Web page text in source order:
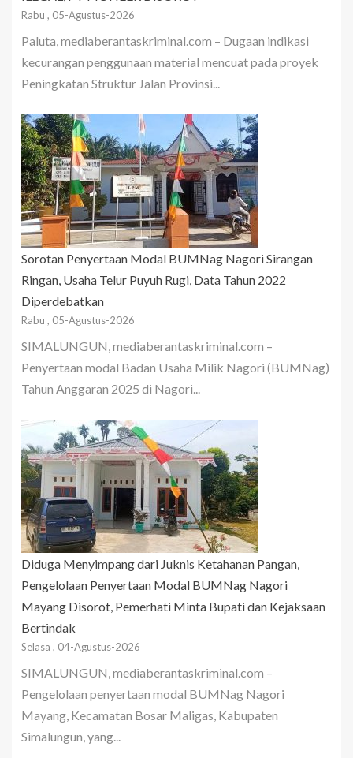
Rabu , 05-Agustus-2026
Paluta, mediaberantaskriminal.com – Dugaan indikasi
kecurangan penggunaan material mencuat pada proyek
Peningkatan Struktur Jalan Provinsi...
Sorotan Penyertaan Modal BUMNag Nagori Sirangan
Ringan, Usaha Telur Puyuh Rugi, Data Tahun 2022
Diperdebatkan
Rabu , 05-Agustus-2026
SIMALUNGUN, mediaberantaskriminal.com –
Penyertaan modal Badan Usaha Milik Nagori (BUMNag)
Tahun Anggaran 2025 di Nagori...
Diduga Menyimpang dari Juknis Ketahanan Pangan,
Pengelolaan Penyertaan Modal BUMNag Nagori
Mayang Disorot, Pemerhati Minta Bupati dan Kejaksaan
Bertindak
Selasa , 04-Agustus-2026
SIMALUNGUN, mediaberantaskriminal.com –
Pengelolaan penyertaan modal BUMNag Nagori
Mayang, Kecamatan Bosar Maligas, Kabupaten
Simalungun, yang...